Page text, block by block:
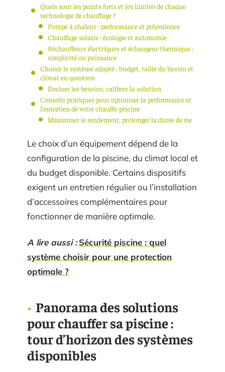
Quels sont les points forts et les limites de chaque
technologie de chauffage ?
Pompe à chaleur : performance et polyvalence
Chauffage solaire : écologie et autonomie
Réchauffeurs électriques et échangeur thermique :
simplicité ou puissance
Choisir le système adapté : budget, taille du bassin et
climat en question
Évaluer les besoins, calibrer la solution
Conseils pratiques pour optimiser la performance et
l’entretien de votre chauffe-piscine
Maximiser le rendement, prolonger la durée de vie
Le choix d’un équipement dépend de la
configuration de la piscine, du climat local et
du budget disponible. Certains dispositifs
exigent un entretien régulier ou l’installation
d’accessoires complémentaires pour
fonctionner de manière optimale.
A lire aussi : Sécurité piscine : quel
système choisir pour une protection
optimale ?
Panorama des solutions
pour chauffer sa piscine :
tour d’horizon des systèmes
disponibles